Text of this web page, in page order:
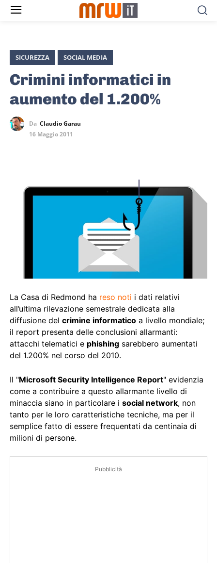
SICUREZZA SOCIAL MEDIA
Crimini informatici in
aumento del 1.200%
Da Claudio Garau
16 Maggio 2011
La Casa di Redmond ha reso noti i dati relativi
all’ultima rilevazione semestrale dedicata alla
diffusione del crimine informatico a livello mondiale;
il report presenta delle conclusioni allarmanti:
attacchi telematici e phishing sarebbero aumentati
del 1.200% nel corso del 2010.
Il "Microsoft Security Intelligence Report" evidenzia
come a contribuire a questo allarmante livello di
minaccia siano in particolare i social network, non
tanto per le loro caratteristiche tecniche, ma per il
semplice fatto di essere frequentati da centinaia di
milioni di persone.
Pubblicità